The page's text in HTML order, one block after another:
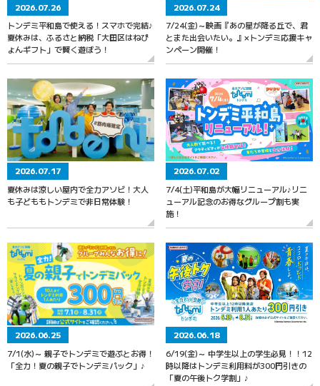
2026.07.26
トンデミ平和島で使える！スマホで完結♪
夏休みは、ふるさと納税「大田区はねぴ
ょんギフト」で賢く遊ぼう！
2026.07.24
7/24(金)～映画『あの星が降る丘で、君
とまた出会いたい。』×トンデミ応援キャ
ンペーン開催！
2026.07.17
夏休みは涼しい屋内で全力アソビ！大人
も子どももトンデミで非日常体験！
2026.07.02
7/4(土)平和島が大幅リニューアル♪リニ
ューアル記念のお得なグループ割も実
施！
2026.06.25
7/1(水)～ 親子でトンデミで遊ぶとお得！
「全力！夏の親子でトンデミパック」♪
2026.06.18
6/19(金)～ 中学生以上の学生必見！！12
時以降はトンデミ利用料が300円引きの
「夏の午後トク学割」♪